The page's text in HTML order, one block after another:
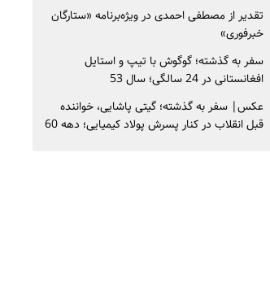
تقدیر از مصطفی احمدی در ویژه‌برنامه «ستارگان
خبرفوری»
سفر به گذشته؛ گوگوش با تیپ و استایل
افغانستانی در 24 سالگی؛ سال 53
عکس| سفر به گذشته؛ گیتی پاشایی، خواننده
قبل انقلاب در کنار پسرش پولاد کیمیایی؛ دهه 60